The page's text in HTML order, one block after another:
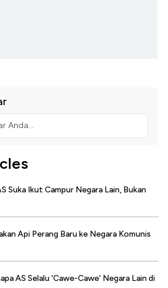
Anda...
Suka Ikut Campur Negara Lain, Bukan
Api Perang Baru ke Negara Komunis
AS Selalu 'Cawe-Cawe' Negara Lain di